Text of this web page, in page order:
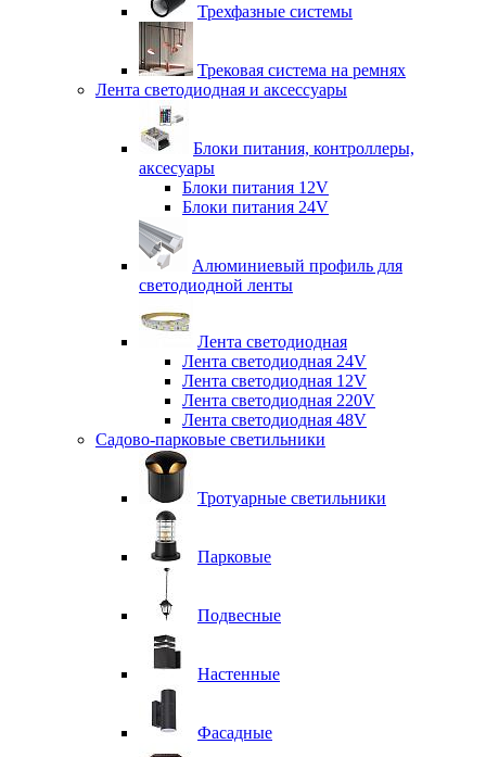
Трехфазные системы
Трековая система на ремнях
Лента светодиодная и аксессуары
Блоки питания, контроллеры,
аксесуары
Блоки питания 12V
Блоки питания 24V
Алюминиевый профиль для
светодиодной ленты
Лента светодиодная
Лента светодиодная 24V
Лента светодиодная 12V
Лента светодиодная 220V
Лента светодиодная 48V
Садово-парковые светильники
Тротуарные светильники
Парковые
Подвесные
Настенные
Фасадные